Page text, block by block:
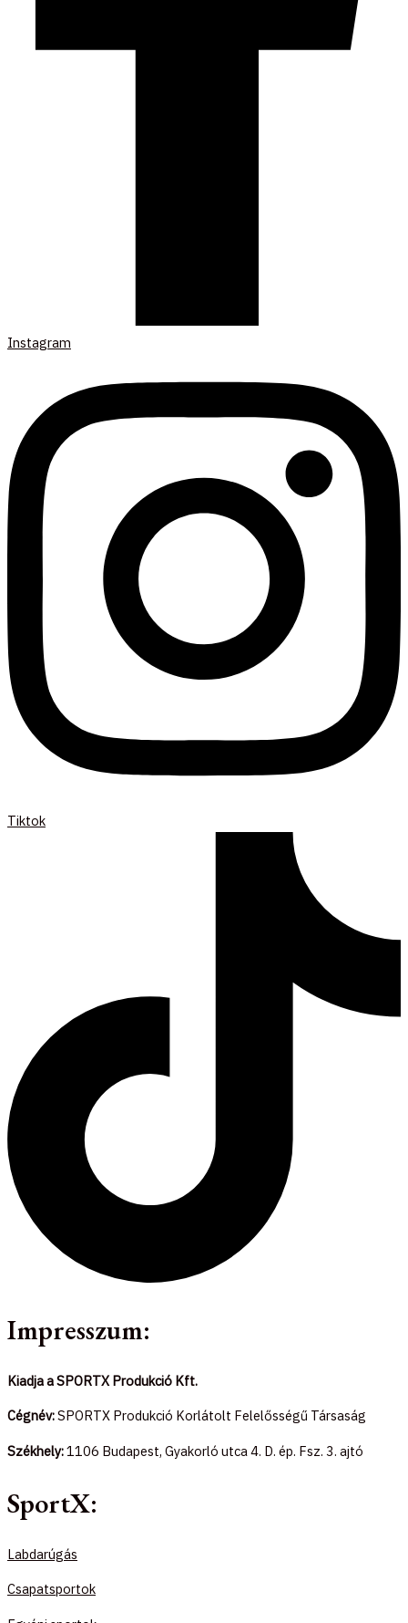
Instagram
Tiktok
Impresszum:
Kiadja a SPORTX Produkció Kft.
Cégnév:SPORTX Produkció Korlátolt Felelősségű Társaság
Székhely:1106 Budapest, Gyakorló utca 4. D. ép. Fsz. 3. ajtó
SportX:
Labdarúgás
Csapatsportok